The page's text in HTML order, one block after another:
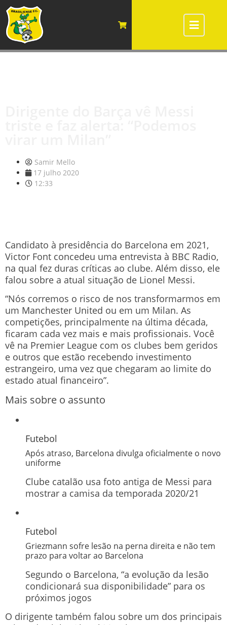
Samir Mello
17 julho 2020
12:33
Candidato à presidência do Barcelona em 2021,
Victor Font concedeu uma entrevista à BBC Radio,
na qual fez duras críticas ao clube. Além disso, ele
falou sobre a atual situação de Lionel Messi.
“Nós corremos o risco de nos transformarmos em
um Manchester United ou em um Milan. As
competições, principalmente na última década,
ficaram cada vez mais e mais profissionais. Você
vê na Premier League com os clubes bem geridos
e outros que estão recebendo investimento
estrangeiro, uma vez que chegaram ao limite do
estado atual financeiro”.
Mais sobre o assunto
Futebol
Após atraso, Barcelona divulga oficialmente o novo
uniforme
Clube catalão usa foto antiga de Messi para
mostrar a camisa da temporada 2020/21
Futebol
Griezmann sofre lesão na perna direita e não tem
prazo para voltar ao Barcelona
Segundo o Barcelona, “a evolução da lesão
condicionará sua disponibilidade” para os
próximos jogos
O dirigente também falou sobre um dos principais